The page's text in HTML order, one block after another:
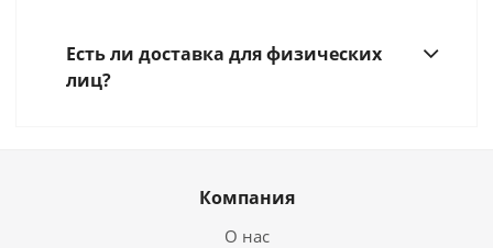
Есть ли доставка для физических
лиц?
Компания
О нас